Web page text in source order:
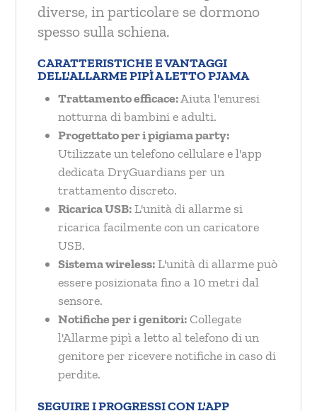
diverse, in particolare se dormono
spesso sulla schiena.
CARATTERISTICHE E VANTAGGI
DELL'ALLARME PIPÌ A LETTO PJAMA
Trattamento efficace:Aiuta l'enuresi
notturna di bambini e adulti.
Progettato per i pigiama party:
Utilizzate un telefono cellulare e l'app
dedicata DryGuardians per un
trattamento discreto.
Ricarica USB:L'unità di allarme si
ricarica facilmente con un caricatore
USB.
Sistema wireless:L'unità di allarme può
essere posizionata fino a 10 metri dal
sensore.
Notifiche per i genitori:Collegate
l'Allarme pipì a letto al telefono di un
genitore per ricevere notifiche in caso di
perdite.
SEGUIRE I PROGRESSI CON L'APP